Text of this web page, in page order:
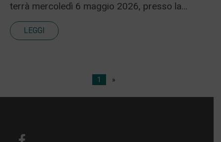
terrà mercoledì 6 maggio 2026, presso la…
LEGGI
1 »